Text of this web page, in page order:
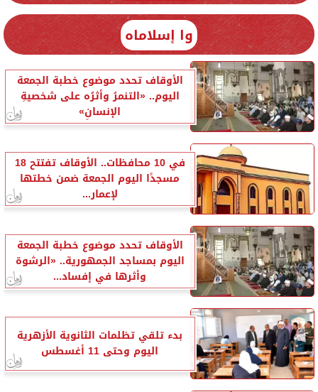
وا إسلاماه
الأوقاف تحدد موضوع خطبة الجمعة
اليوم.. «التنمرُ وأثرُه على شخصيةِ
الإنسانِ»
في 10 محافظات.. الأوقاف تفتتح 18
مسجدًا اليوم الجمعة ضمن خطتها
لإعمار...
الأوقاف تحدد موضوع خطبة الجمعة
اليوم بمساجد الجمهورية.. «الرشوة
وأثرها في إفساد...
بدء تلقي تظلمات الثانوية الأزهرية
اليوم وحتى 11 أغسطس